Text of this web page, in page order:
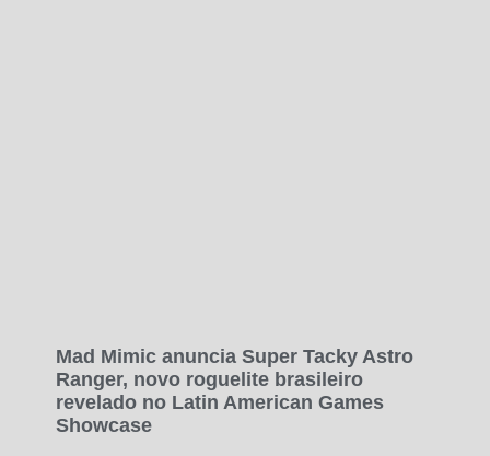
Mad Mimic anuncia Super Tacky Astro
Ranger, novo roguelite brasileiro
revelado no Latin American Games
Showcase